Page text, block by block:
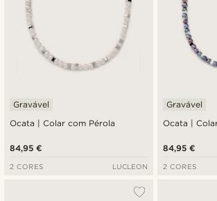
Ocata | Colar com Pérola
Gravável
84,95 €
2 CORES LUCLEON
Ocata |
Gravável
84,95 €
2 CORES